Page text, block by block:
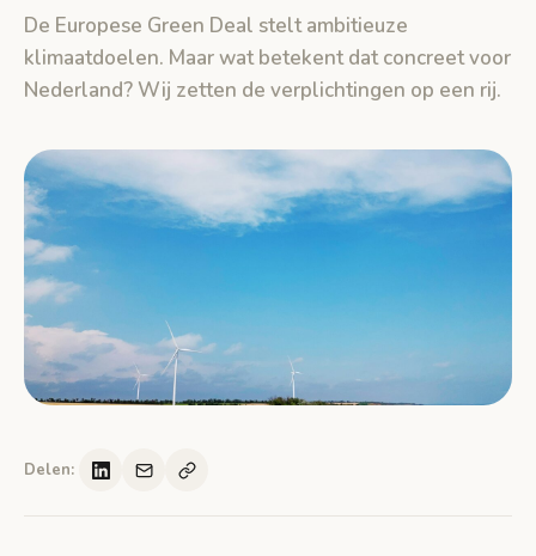
De Europese Green Deal stelt ambitieuze
klimaatdoelen. Maar wat betekent dat concreet voor
Nederland? Wij zetten de verplichtingen op een rij.
Delen: